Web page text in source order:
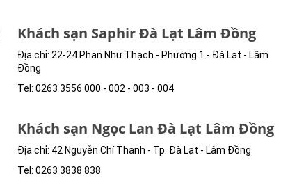
Khách sạn Saphir Đà Lạt Lâm Đồng
Địa chỉ: 22-24 Phan Như Thạch - Phường 1 - Đà Lạt - Lâm
Đồng
Tel: 0263 3556 000 - 002 - 003 - 004
Khách sạn Ngọc Lan Đà Lạt Lâm Đồng
Địa chỉ: 42 Nguyễn Chí Thanh - Tp. Đà Lạt - Lâm Đồng
Tel: 0263 3838 838